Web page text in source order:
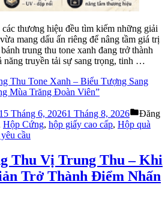
thương hiệu đều tìm kiếm những giải
mang dấu ấn riêng để nâng tầm giá trị
trung thu tone xanh đang trở thành
năng truyền tải sự sang trọng, tinh …
Thu Tone Xanh – Biểu Tượng Sang
Mùa Trăng Đoàn Viên”
15 Tháng 6, 20261 Tháng 8, 2026
Đăng
Hộp Cứng, hộp giấy cao cấp, Hộp quà
cầu
Thu Vị Trung Thu – Khi
Trở Thành Điểm Nhấn